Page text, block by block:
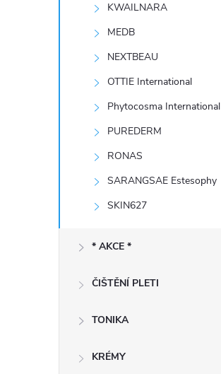
KWAILNARA
MEDB
NEXTBEAU
OTTIE International
Phytocosma International
PUREDERM
RONAS
SARANGSAE Estesophy
SKIN627
* AKCE *
ČIŠTĚNÍ PLETI
TONIKA
KRÉMY